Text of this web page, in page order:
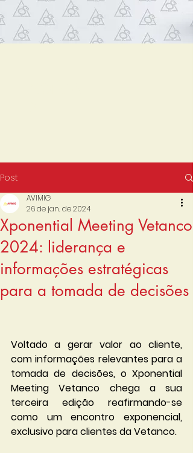
Post
Xponential Meeting Vetanco
2024: liderança e
informações estratégicas
para a tomada de decisões
AVIMIG
26 de jan. de 2024
Voltado a gerar valor ao cliente,
com informações relevantes para a
tomada de decisões, o Xponential
Meeting Vetanco chega a sua
terceira edição reafirmando-se
como um encontro exponencial,
exclusivo para clientes da Vetanco.